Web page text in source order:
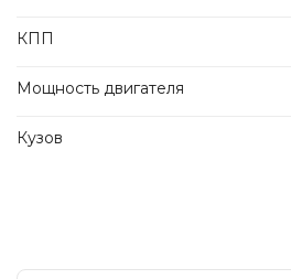
КПП
Мощность двигателя
Кузов